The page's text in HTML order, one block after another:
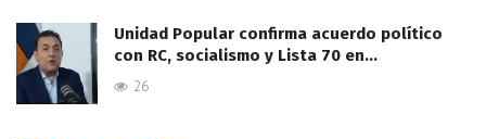
Unidad Popular confirma acuerdo político
con RC, socialismo y Lista 70 en…
26